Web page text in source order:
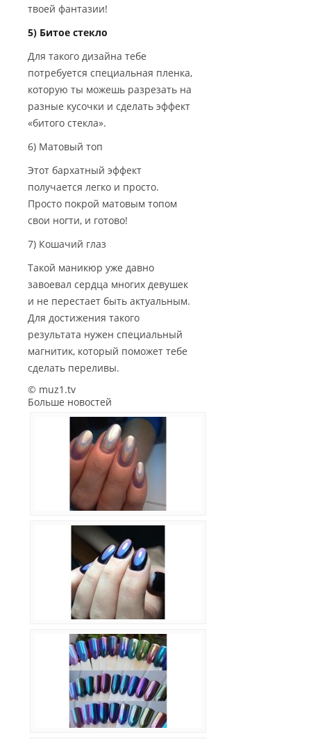
твоей фантазии!
5) Битое стекло
Для такого дизайна тебе
потребуется специальная пленка,
которую ты можешь разрезать на
разные кусочки и сделать эффект
«битого стекла».
6) Матовый топ
Этот бархатный эффект
получается легко и просто.
Просто покрой матовым топом
свои ногти, и готово!
7) Кошачий глаз
Такой маникюр уже давно
завоевал сердца многих девушек
и не перестает быть актуальным.
Для достижения такого
результата нужен специальный
магнитик, который поможет тебе
сделать переливы.
© muz1.tv
Больше новостей